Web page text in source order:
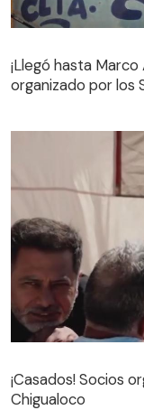
organizado por los
¡Llegó hasta
organizado por los
Chigualoco
¡Casados! Socios
Chigualoco